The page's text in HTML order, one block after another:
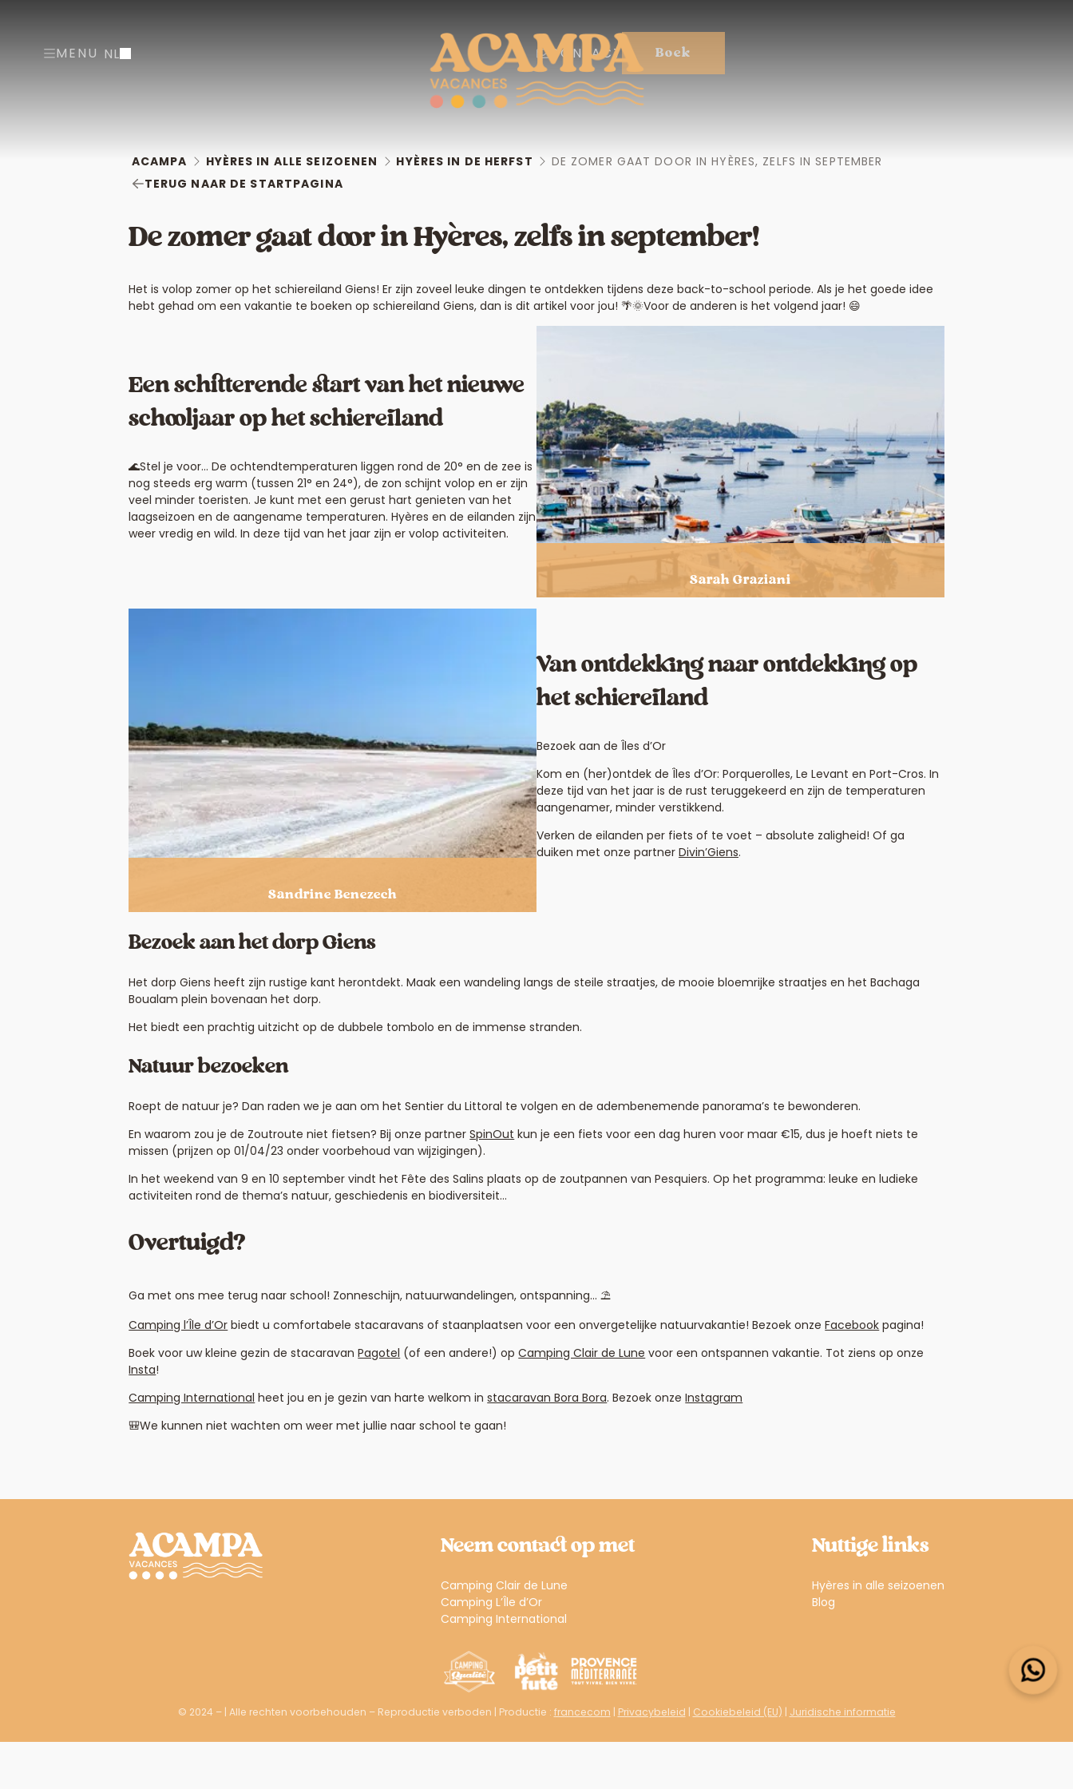
MENU NL CONTACT Boek
ACAMPA HYÈRES IN ALLE SEIZOENEN HYÈRES IN DE HERFST
DE ZOMER GAAT DOOR IN HYÈRES, ZELFS IN SEPTEMBER
TERUG NAAR DE STARTPAGINA
De zomer gaat door in Hyères, zelfs in september!
Het is volop zomer op het schiereiland Giens! Er zijn zoveel leuke dingen te ontdekken tijdens deze back-to-school periode. Als je het goede idee
hebt gehad om een vakantie te boeken op schiereiland Giens, dan is dit artikel voor jou! 🌴🌞Voor de anderen is het volgend jaar! 😄
Een schitterende start van het nieuwe
schooljaar op het schiereiland
🌊Stel je voor… De ochtendtemperaturen liggen rond de 20° en de zee is
nog steeds erg warm (tussen 21° en 24°), de zon schijnt volop en er zijn
veel minder toeristen. Je kunt met een gerust hart genieten van het
laagseizoen en de aangename temperaturen. Hyères en de eilanden zijn
weer vredig en wild. In deze tijd van het jaar zijn er volop activiteiten.
Sarah Graziani
Sandrine Benezech
Van ontdekking naar ontdekking op
het schiereiland
Bezoek aan de Îles d’Or
Kom en (her)ontdek de Îles d’Or: Porquerolles, Le Levant en Port-Cros. In
deze tijd van het jaar is de rust teruggekeerd en zijn de temperaturen
aangenamer, minder verstikkend.
Verken de eilanden per fiets of te voet – absolute zaligheid! Of ga
duiken met onze partner Divin’Giens.
Bezoek aan het dorp Giens
Het dorp Giens heeft zijn rustige kant herontdekt. Maak een wandeling langs de steile straatjes, de mooie bloemrijke straatjes en het Bachaga
Boualam plein bovenaan het dorp.
Het biedt een prachtig uitzicht op de dubbele tombolo en de immense stranden.
Natuur bezoeken
Roept de natuur je? Dan raden we je aan om het Sentier du Littoral te volgen en de adembenemende panorama’s te bewonderen.
En waarom zou je de Zoutroute niet fietsen? Bij onze partnerSpinOut kun je een fiets voor een dag huren voor maar €15, dus je hoeft niets te
missen (prijzen op 01/04/23 onder voorbehoud van wijzigingen).
In het weekend van 9 en 10 september vindt het Fête des Salins plaats op de zoutpannen van Pesquiers. Op het programma: leuke en ludieke
activiteiten rond de thema’s natuur, geschiedenis en biodiversiteit…
Overtuigd?
Ga met ons mee terug naar school! Zonneschijn, natuurwandelingen, ontspanning… ⛱️
Camping l’Île d’Or biedt u comfortabele stacaravans of staanplaatsen voor een onvergetelijke natuurvakantie! Bezoek onzeFacebook pagina!
Boek voor uw kleine gezin de stacaravanPagotel (of een andere!) opCamping Clair de Lune voor een ontspannen vakantie. Tot ziens op onze
Insta!
Camping International heet jou en je gezin van harte welkom instacaravan Bora Bora. Bezoek onzeInstagram
🎒We kunnen niet wachten om weer met jullie naar school te gaan!
Neem contact op met
Camping Clair de Lune
Camping L’Île d’Or
Camping International
Nuttige links
Hyères in alle seizoenen
Blog
© 2024 – | Alle rechten voorbehouden – Reproductie verboden | Productie : francecom | Privacybeleid | Cookiebeleid (EU) | Juridische informatie